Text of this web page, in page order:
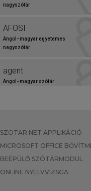
nagyszótár
AFOSI
Angol−magyar egyetemes
nagyszótár
agent
Angol−magyar szótár
akciócsoport
Magyar−angol egyetemes
nagyszótár
SZOTAR.NET APPLIKÁCIÓ
MICROSOFT OFFICE
BEÉPÜLŐ SZÓTÁRMODUL
ONLINE NYELVVIZSGA